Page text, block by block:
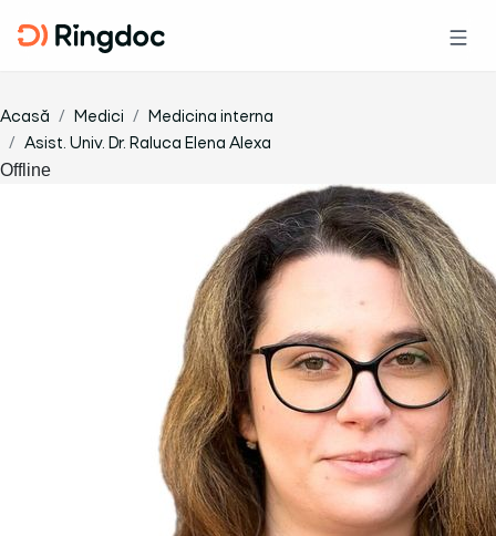
Acasă Medici
Medicina interna
Asist. Univ. Dr. Raluca Elena Alexa
Offline